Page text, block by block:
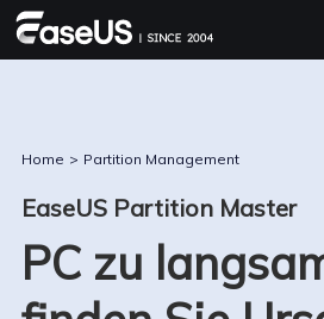
Home > Partition Management
EaseUS Partition Master
PC zu